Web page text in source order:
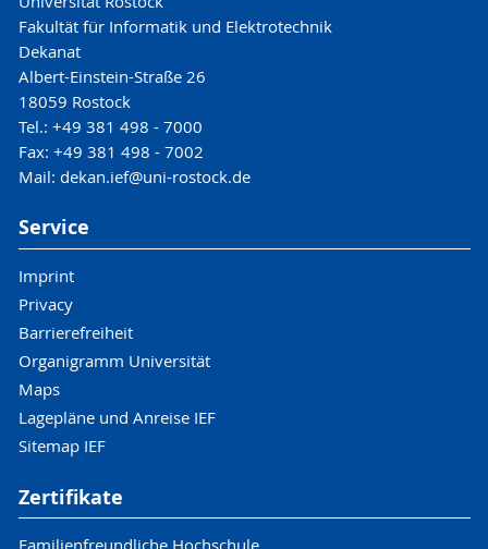
Fakultät für Informatik und Elektrotechnik
Dekanat
Albert-Einstein-Straße 26
18059 Rostock
Tel.: +49 381 498 - 7000
Fax: +49 381 498 - 7002
Mail: dekan.ief@uni-rostock.de
Service
Imprint
Privacy
Barrierefreiheit
Organigramm Universität
Maps
Lagepläne und Anreise IEF
Sitemap IEF
Zertifikate